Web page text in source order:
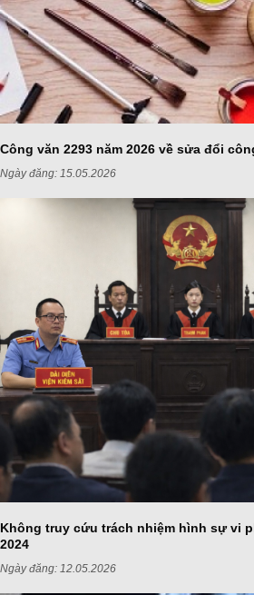
Công văn 2293 năm 2026 về sửa đổi
Ngày đăng: 15.05.2026
Không truy cứu trách nhiệm hình sự vi
2024
Ngày đăng: 12.05.2026